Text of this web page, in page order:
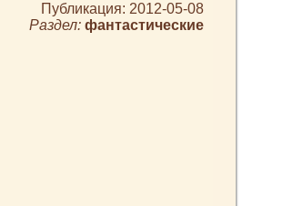
Публикация: 2012-05-08
Раздел: фантастические